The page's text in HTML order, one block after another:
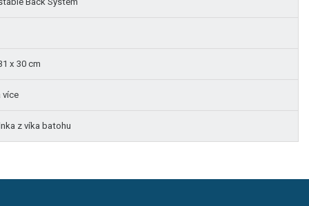
x 30 cm
více
z víka batohu